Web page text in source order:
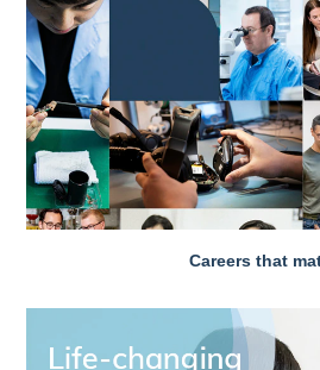
Careers that